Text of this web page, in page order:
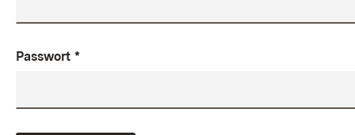
Passwort *